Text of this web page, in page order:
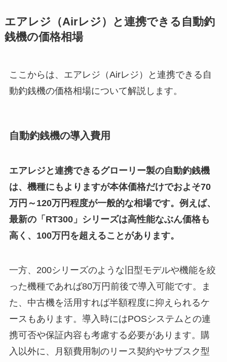
エアレジ（Airレジ）と連携できる自動釣
銭機の価格相場
ここからは、エアレジ（Airレジ）と連携できる自
動釣銭機の価格相場について解説します。
自動釣銭機の導入費用
エアレジと連携できるグローリー製の自動釣銭機
は、機種にもよりますが本体価格だけでおよそ70
万円～120万円程度が一般的な相場です。例えば、
最新の「RT300」シリーズは高性能なぶん価格も
高く、100万円を超えることがあります。
一方、200シリーズのような旧型モデルや機能を絞
った機種であれば80万円前後で導入可能です。ま
た、中古機を活用すれば半額程度に抑えられるケ
ースもあります。導入時にはPOSシステムとの連
携可否や保証内容も考慮する必要があります。購
入以外に、月額費用制のリース契約やサブスク型